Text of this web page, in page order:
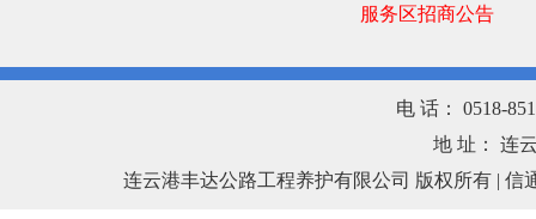
服务区招商公告
电 话： 0518-
地 址： 连
连云港丰达公路工程养护有限公司 版权所有 | 信